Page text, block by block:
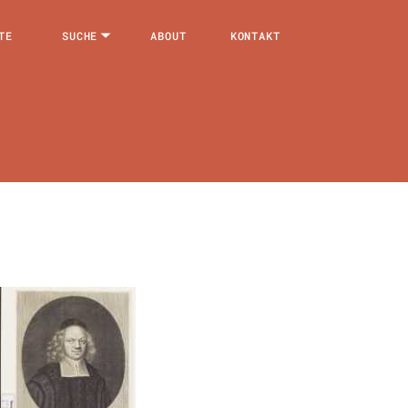
SUCHE ABOUT KONTAKT